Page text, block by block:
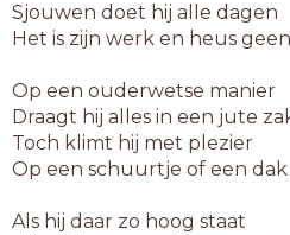
Sjouwen doet hij alle dagen
Het is zijn werk en heus geen
Op een ouderwetse manier
Draagt hij alles in een jute
Toch klimt hij met plezier
Op een schuurtje of een dak
Als hij daar zo hoog staat